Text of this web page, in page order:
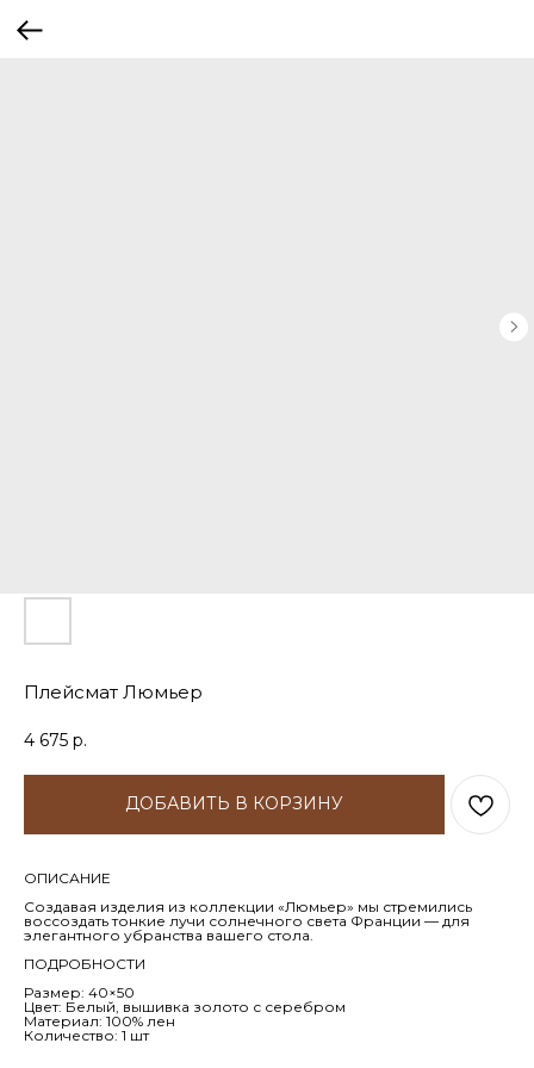
Плейсмат Люмьер
4 675 р.
ДОБАВИТЬ В КОРЗИНУ
ОПИСАНИЕ
Создавая изделия из коллекции «Люмьер» мы стремились
воссоздать тонкие лучи солнечного света Франции — для
элегантного убранства вашего стола.
ПОДРОБНОСТИ
Размер: 40×50
Цвет: Белый, вышивка золото с серебром
Материал: 100% лен
Количество: 1 шт